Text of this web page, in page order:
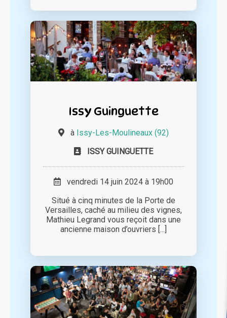
Issy Guinguette
à Issy-Les-Moulineaux (92)
ISSY GUINGUETTE
vendredi 14 juin 2024 à 19h00
Situé à cinq minutes de la Porte de
Versailles, caché au milieu des vignes,
Mathieu Legrand vous reçoit dans une
ancienne maison d’ouvriers [...]